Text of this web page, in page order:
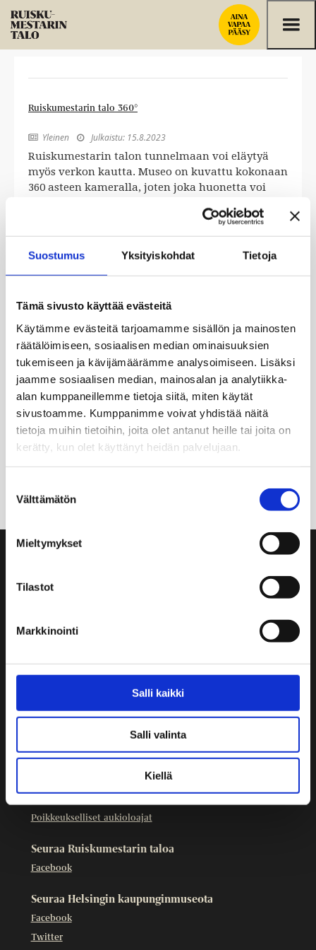
Suostumus Yksityiskohdat Tietoja
Tämä sivusto käyttää evästeitä
Käytämme evästeitä tarjoamamme sisällön ja mainosten
räätälöimiseen, sosiaalisen median ominaisuuksien
tukemiseen ja kävijämäärämme analysoimiseen. Lisäksi
jaamme sosiaalisen median, mainosalan ja analytiikka-
alan kumppaneillemme tietoja siitä, miten käytät
sivustoamme. Kumppanimme voivat yhdistää näitä
tietoja muihin tietoihin, joita olet antanut heille tai joita on
kerätty, kun olet käyttänyt heidän palvelujaan.
valinta
Välttämätön
Mieltymykset
Tilastot
Markkinointi
Salli kaikki
Salli valinta
Kiellä
Ruiskumestarin talo 360°
 Yleinen  Julkaistu: 15.8.2023
Ruiskumestarin talon tunnelmaan voi eläytyä
myös verkon kautta. Museo on kuvattu kokonaan
360 asteen kameralla, joten joka huonetta voi
Ruiskumestarin talon asukkaiden kohtalot
avautuvat värikkäinä ja koskettavina. Helsingin
vanhimman puutalon vaiheista löytyi yllätyksiä,
kun kaupunginmuseon tutkijat paneutuivat […]
Avainsanapilvi
Ruiskumestarin talo
Ruiskumestarin talo
09 3107 1549
Muut yhteystiedot
Ruiskumestarin talo on osaHelsingin kaupunginmuseota
Poikkeukselliset aukioloajat
Seuraa Ruiskumestarin taloa
Facebook
Seuraa Helsingin kaupunginmuseota
Facebook
Twitter